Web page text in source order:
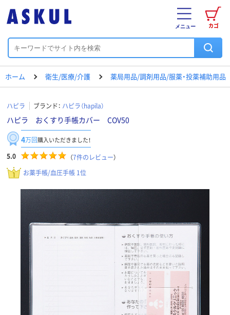
カゴ
メニュー
ホーム 衛生/医療/介護 薬局用品/調剤用品/服薬・投薬補助用品
ハピラ ブランド： ハピラ（hapila）
ハピラ おくすり手帳カバー COV50
4万回購入いただきました！
5.0 （7件のレビュー）
お薬手帳/血圧手帳 1位